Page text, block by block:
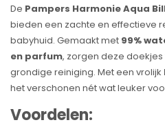
De Pampers Harmonie Aqua
bieden een zachte en effectieve
babyhuid. Gemaakt met 99%
en parfum, zorgen deze
grondige reiniging. Met een vrolijk
het verschonen nét wat leuker
Voordelen: